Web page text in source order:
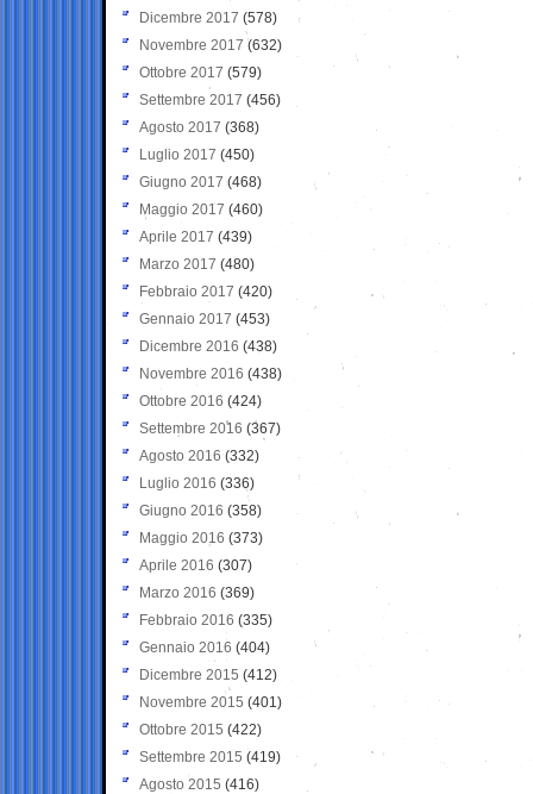
Dicembre 2017 (578)
Novembre 2017 (632)
Ottobre 2017 (579)
Settembre 2017 (456)
Agosto 2017 (368)
Luglio 2017 (450)
Giugno 2017 (468)
Maggio 2017 (460)
Aprile 2017 (439)
Marzo 2017 (480)
Febbraio 2017 (420)
Gennaio 2017 (453)
Dicembre 2016 (438)
Novembre 2016 (438)
Ottobre 2016 (424)
Settembre 2016 (367)
Agosto 2016 (332)
Luglio 2016 (336)
Giugno 2016 (358)
Maggio 2016 (373)
Aprile 2016 (307)
Marzo 2016 (369)
Febbraio 2016 (335)
Gennaio 2016 (404)
Dicembre 2015 (412)
Novembre 2015 (401)
Ottobre 2015 (422)
Settembre 2015 (419)
Agosto 2015 (416)